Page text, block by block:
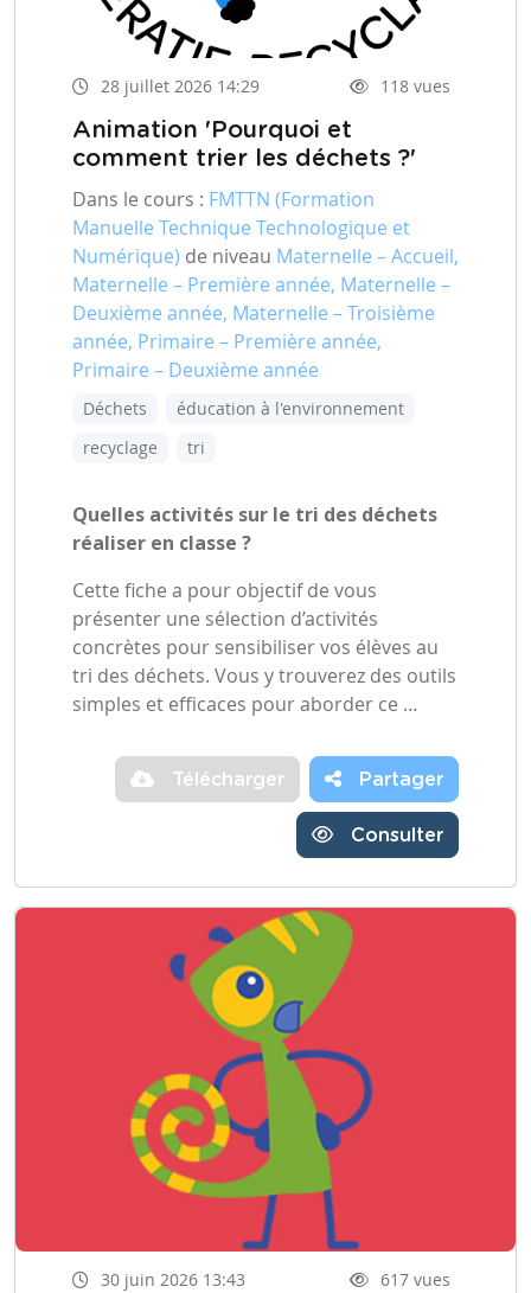
28 juillet 2026 14:29 118 vues
Animation 'Pourquoi et
comment trier les déchets ?'
Dans le cours : FMTTN (Formation
Manuelle Technique Technologique et
Numérique) de niveau Maternelle – Accueil,
Maternelle – Première année, Maternelle –
Deuxième année, Maternelle – Troisième
année, Primaire – Première année,
Primaire – Deuxième année
Déchets
éducation à l'environnement
recyclage
tri
Quelles activités sur le tri des déchets
réaliser en classe ?
Cette fiche a pour objectif de vous
présenter une sélection d’activités
concrètes pour sensibiliser vos élèves au
tri des déchets. Vous y trouverez des outils
simples et efficaces pour aborder ce …
Télécharger Partager
Consulter
30 juin 2026 13:43
617 vues